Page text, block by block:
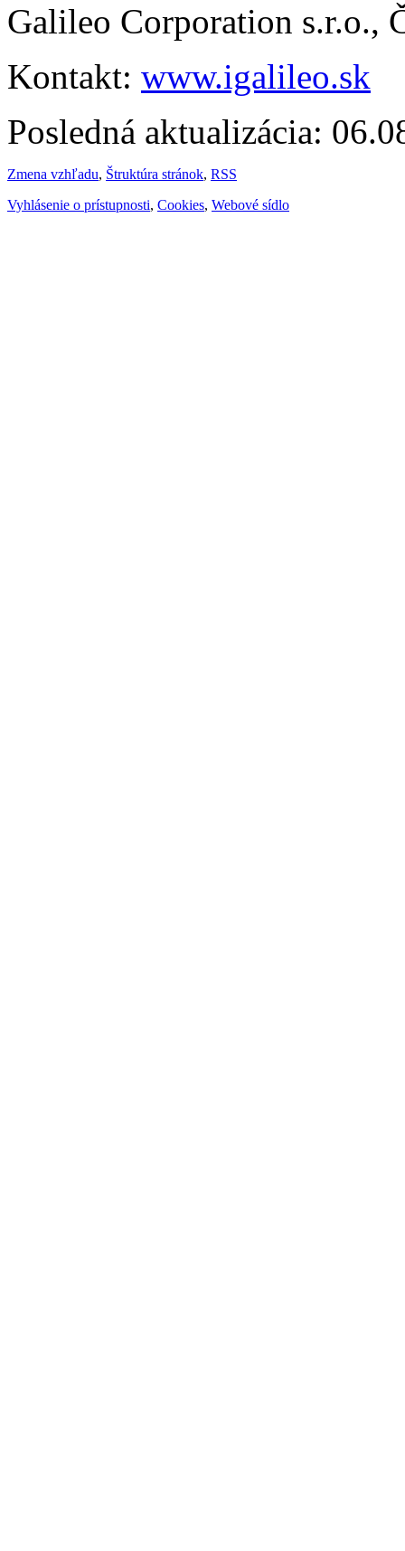
Galileo Corporation s.r.o.,
Kontakt: www.igalileo.sk
Posledná aktualizácia:
Zmena vzhľadu, Štruktúra stránok, RSS
Vyhlásenie o prístupnosti, Cookies, Webové sídlo